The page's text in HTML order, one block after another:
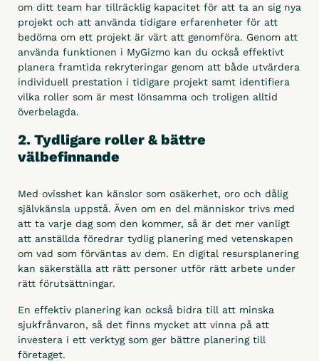
Byggdagbok
Arbetsorder
Dokumenthantering
Formulär & Checklistor
Kundsignatur
Attestering
Prislistor
Integrera
Ekonomisystem
Fortnox
Spiris (tidigare Visma)
Visma
Administration 1 000 / 2 000
om ditt team har tillräcklig kapacitet för att ta an sig nya
projekt och att använda tidigare erfarenheter för att
bedöma om ett projekt är värt att genomföra. Genom att
använda funktionen i MyGizmo kan du också effektivt
planera framtida rekryteringar genom att både utvärdera
individuell prestation i tidigare projekt samt identifiera
vilka roller som är mest lönsamma och troligen alltid
överbelagda.
2. Tydligare roller & bättre
välbefinnande
Med ovisshet kan känslor som osäkerhet, oro och dålig
självkänsla uppstå. Även om en del människor trivs med
att ta varje dag som den kommer, så är det mer vanligt
att anställda föredrar tydlig planering med vetenskapen
om vad som förväntas av dem. En digital resursplanering
kan säkerställa att rätt personer utför rätt arbete under
rätt förutsättningar.
En effektiv planering kan också bidra till att minska
sjukfrånvaron, så det finns mycket att vinna på att
investera i ett verktyg som ger bättre planering till
företaget.